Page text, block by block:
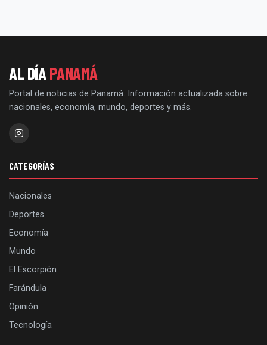
AL DÍA PANAMÁ
Portal de noticias de Panamá. Información actualizada sobre
nacionales, economía, mundo, deportes y más.
CATEGORÍAS
Nacionales
Deportes
Economía
Mundo
El Escorpión
Farándula
Opinión
Tecnología